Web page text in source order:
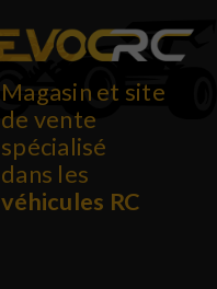
Magasin et site
de vente
spécialisé
dans les
véhicules RC